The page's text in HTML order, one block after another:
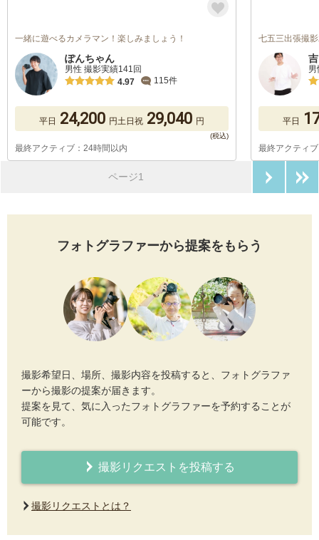
一緒に遊べるカメラマン！楽しみましょう！
ぽんちゃん
男性 撮影実績141回
4.97
115件
平日 24,200 円土日祝 29,040 円
最終アクティブ：24時間以内
七五三出張撮
平日
最終アクティ
ページ1
フォトグラファーから提案をもらう
撮影希望日、場所、撮影内容を投稿すると、フォトグラファ
ーから撮影の提案が届きます。
提案を見て、気に入ったフォトグラファーを予約することが
可能です。
撮影リクエストを投稿する
撮影リクエストとは？